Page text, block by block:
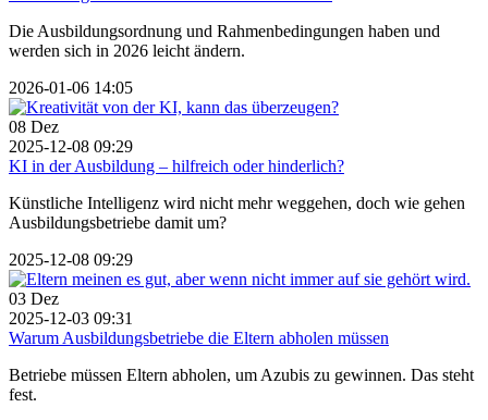
Die Ausbildungsordnung und Rahmenbedingungen haben und
werden sich in 2026 leicht ändern.
2026-01-06 14:05
08 Dez
2025-12-08 09:29
KI in der Ausbildung – hilfreich oder hinderlich?
Künstliche Intelligenz wird nicht mehr weggehen, doch wie gehen
Ausbildungsbetriebe damit um?
2025-12-08 09:29
03 Dez
2025-12-03 09:31
Warum Ausbildungsbetriebe die Eltern abholen müssen
Betriebe müssen Eltern abholen, um Azubis zu gewinnen. Das steht
fest.